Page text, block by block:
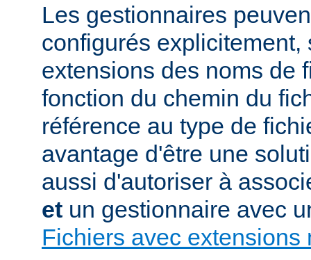
Les gestionnaires
configurés explicitement,
extensions des noms de
fonction du chemin du
référence au type de
avantage d'être une
aussi d'autoriser à
et un gestionnaire avec
Fichiers avec extensions